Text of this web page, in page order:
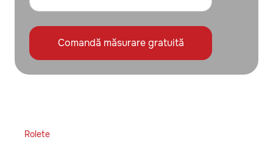
Comandă măsurare gratuită
Rolete